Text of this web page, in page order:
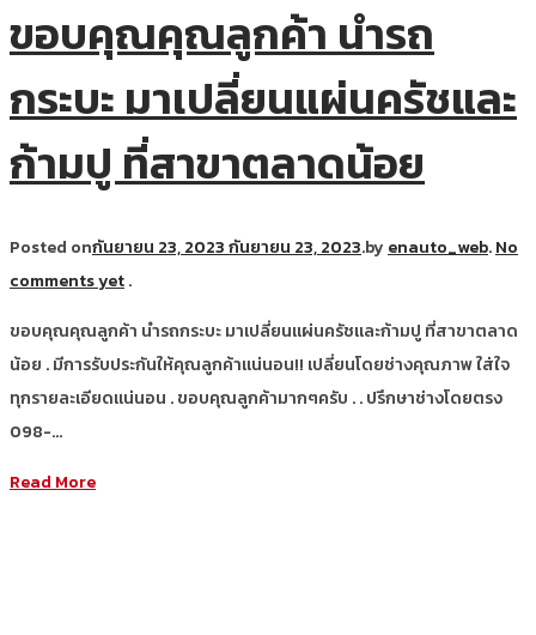
ขอบคุณคุณลูกค้า นำรถ
กระบะ มาเปลี่ยนแผ่นครัชและ
ก้ามปู ที่สาขาตลาดน้อย
Posted onกันยายน 23, 2023กันยายน 23, 2023.by enauto_web.No
comments yet.
ขอบคุณคุณลูกค้า นำรถกระบะ มาเปลี่ยนแผ่นครัชและก้ามปู ที่สาขาตลาด
น้อย . มีการรับประกันให้คุณลูกค้าแน่นอน!! เปลี่ยนโดยช่างคุณภาพ ใส่ใจ
ทุกรายละเอียดแน่นอน . ขอบคุณลูกค้ามากๆครับ . . ปรึกษาช่างโดยตรง
098-…
Read More